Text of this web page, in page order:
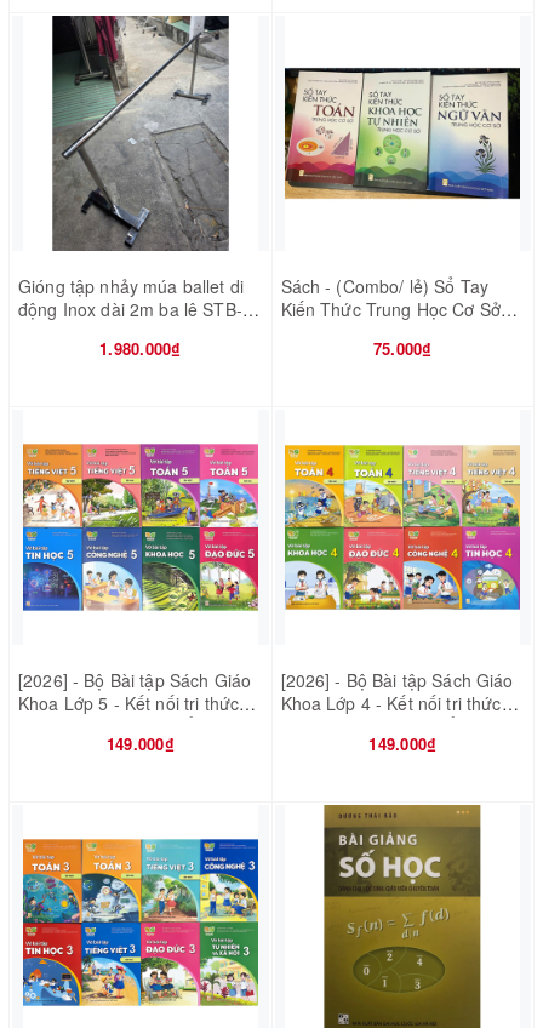
Gióng tập nhảy múa ballet di
động Inox dài 2m ba lê STB-
1.980.000₫
Sách - (Combo/ lẻ) Sổ Tay
Kiến Thức Trung Học Cơ Sở
75.000₫
[2026] - Bộ Bài tập Sách Giáo
Khoa Lớp 5 - Kết nối tri thức
kèm 8 bao sách)
149.000₫
[2026] - Bộ Bài tập Sách Giáo
Khoa Lớp 4 - Kết nối tri thức
kèm 8 bao sách)
149.000₫